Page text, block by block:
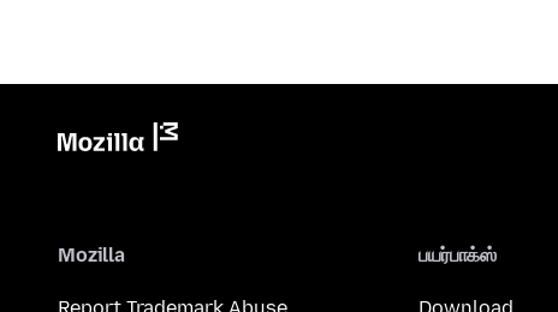
Mozilla பயர்பாக்ஸ்